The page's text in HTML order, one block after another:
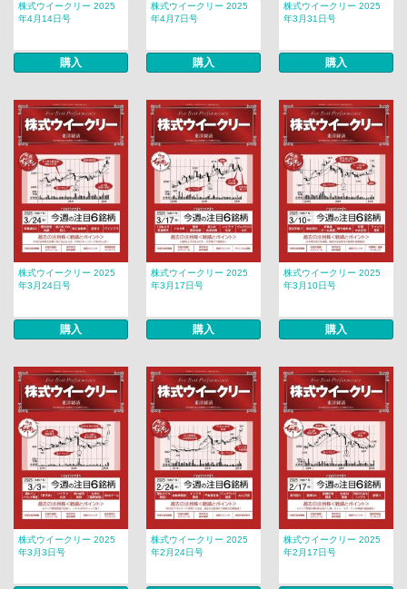
株式ウイークリー 2025
年4月14日号
購入
株式ウイークリー 2025
年4月7日号
購入
株式ウイークリー 2025
年3月31日号
購入
株式ウイークリー 2025
年3月24日号
購入
株式ウイークリー 2025
年3月17日号
購入
株式ウイークリー 2025
年3月10日号
購入
株式ウイークリー 2025
年3月3日号
株式ウイークリー 2025
年2月24日号
株式ウイークリー 2025
年2月17日号